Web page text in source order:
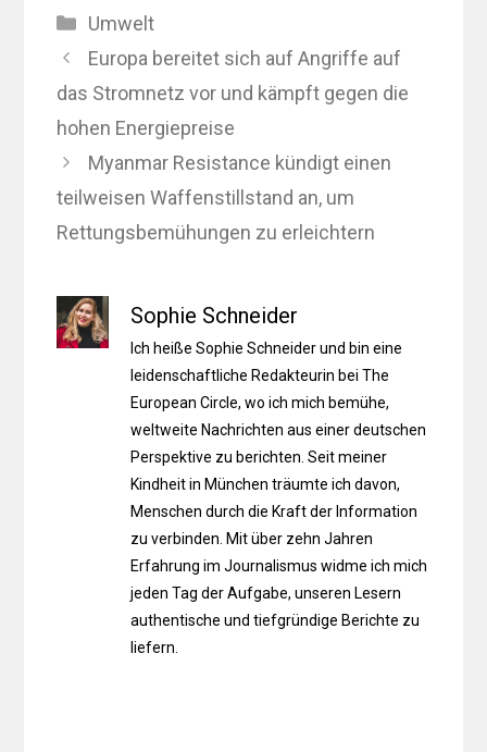
Kategorien
Umwelt
Europa bereitet sich auf Angriffe auf
das Stromnetz vor und kämpft gegen die
hohen Energiepreise
Myanmar Resistance kündigt einen
teilweisen Waffenstillstand an, um
Rettungsbemühungen zu erleichtern
Sophie Schneider
Ich heiße Sophie Schneider und bin eine
leidenschaftliche Redakteurin bei The
European Circle, wo ich mich bemühe,
weltweite Nachrichten aus einer deutschen
Perspektive zu berichten. Seit meiner
Kindheit in München träumte ich davon,
Menschen durch die Kraft der Information
zu verbinden. Mit über zehn Jahren
Erfahrung im Journalismus widme ich mich
jeden Tag der Aufgabe, unseren Lesern
authentische und tiefgründige Berichte zu
liefern.